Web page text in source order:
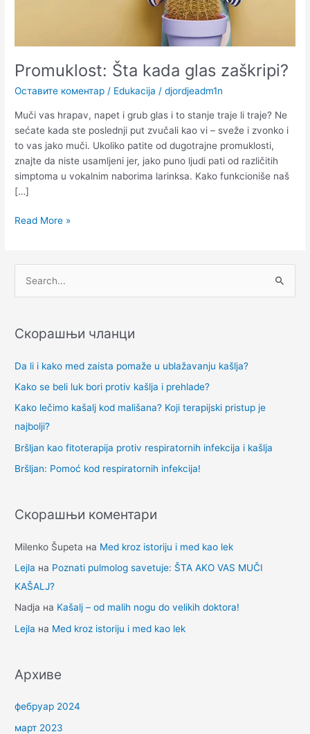
Promuklost: Šta kada glas zaškripi?
Оставите коментар / Edukacija /djordjeadm1n
Muči vas hrapav, napet i grub glas i to stanje traje li traje? Ne
sećate kada ste poslednji put zvučali kao vi – sveže i zvonko i
to vas jako muči. Ukoliko patite od dugotrajne promuklosti,
znajte da niste usamljeni jer, jako puno ljudi pati od različitih
simptoma u vokalnim naborima larinksa. Kako funkcioniše naš
[…]
Read More »
т
а
з
а
:
Скорашњи чланци
Da li i kako med zaista pomaže u ublažavanju kašlja?
Kako se beli luk bori protiv kašlja i prehlade?
Kako lečimo kašalj kod mališana? Koji terapijski pristup je
najbolji?
Bršljan kao fitoterapija protiv respiratornih infekcija i kašlja
Bršljan: Pomoć kod respiratornih infekcija!
Скорашњи коментари
Milenko Šupeta на Med kroz istoriju i med kao lek
Lejla на Poznati pulmolog savetuje: ŠTA AKO VAS MUČI
KAŠALJ?
Nadja на Kašalj – od malih nogu do velikih doktora!
Lejla на Med kroz istoriju i med kao lek
Архиве
фебруар 2024
март 2023